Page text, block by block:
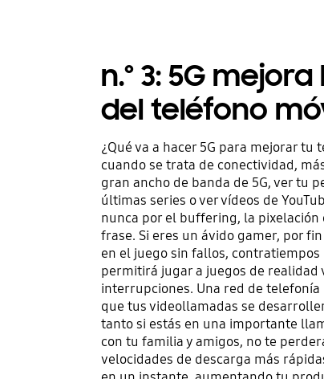
n.º 3: 5G
del teléfono
¿Qué va a hacer 5G para mejorar tu
cuando se trata de conectividad,
gran ancho de banda de 5G, ver tu
últimas series o ver vídeos de
nunca por el buffering, la
frase. Si eres un ávido gamer, por
en el juego sin fallos,
permitirá jugar a juegos de
interrupciones. Una red de
que tus videollamadas se
tanto si estás en una importante
con tu familia y amigos, no te
velocidades de descarga más